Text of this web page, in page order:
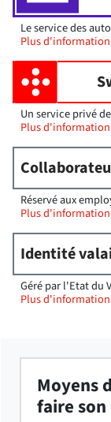
Le service des
Plus
Un service privé
Plus
Réservé aux
Plus
Identité
Géré par l'Etat du
Plus
Moyens
faire son